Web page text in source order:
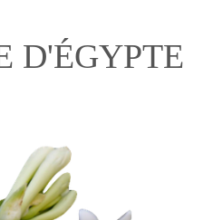
D'ÉGYPTE